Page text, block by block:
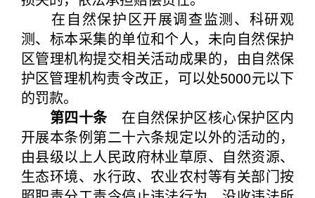
在自然保护区开展调查监测、科研观
测、标本采集的单位和个人，未向自然保护
区管理机构提交相关活动成果的，由自然保
护区管理机构责令改正，可以处5000元以下
的罚款。
第四十条在自然保护区核心保护区内
开展本条例第二十六条规定以外的活动的，
由县级以上人民政府林业草原、自然资源、
生态环境、水行政、农业农村等有关部门按